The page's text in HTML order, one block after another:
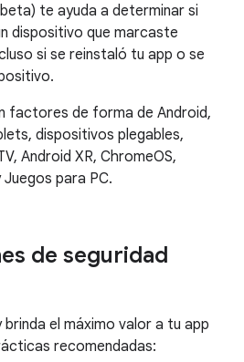
te ayuda a determinar si
dispositivo que marcaste
si se reinstaló tu app o se
factores de forma de Android,
dispositivos plegables,
Android XR, ChromeOS,
para PC.
de seguridad
el máximo valor a tu app
recomendadas: